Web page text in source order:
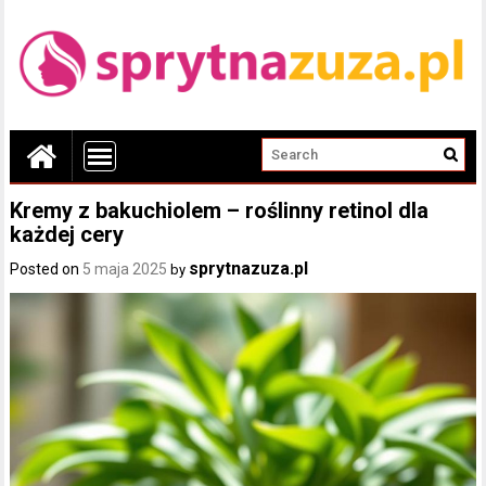
Kremy z bakuchiolem – roślinny retinol dla
każdej cery
Posted on 5 maja 2025 by sprytnazuza.pl